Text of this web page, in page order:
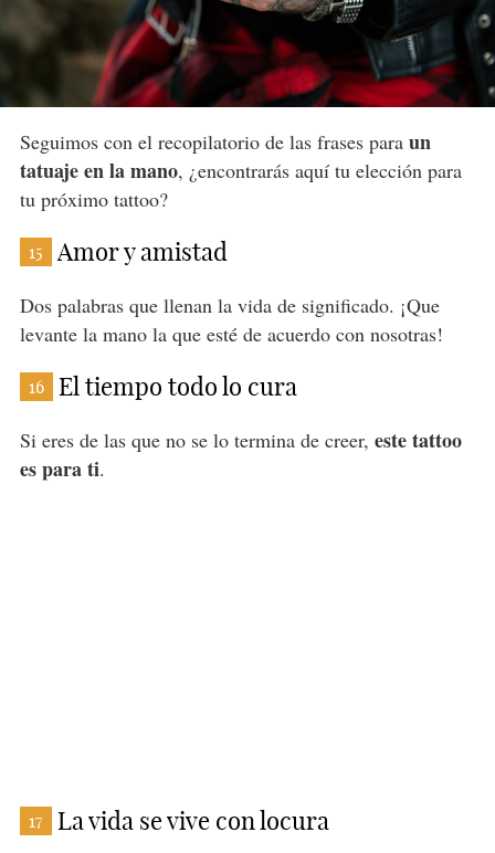
Seguimos con el recopilatorio de las frases paraun
tatuaje en la mano, ¿encontrarás aquí tu elección para
tu próximo tattoo?
15 Amor y amistad
Dos palabras que llenan la vida de significado. ¡Que
levante la mano la que esté de acuerdo con nosotras!
16 El tiempo todo lo cura
Si eres de las que no se lo termina de creer, este tattoo
es para ti.
17 La vida se vive con locura